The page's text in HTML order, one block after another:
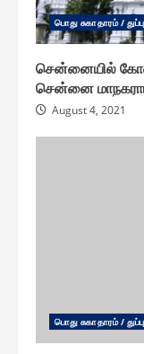
பொது சுகாதாரம் /
சென்னையில்
சென்னை
August 4, 2021
பொது சுகாதாரம் /